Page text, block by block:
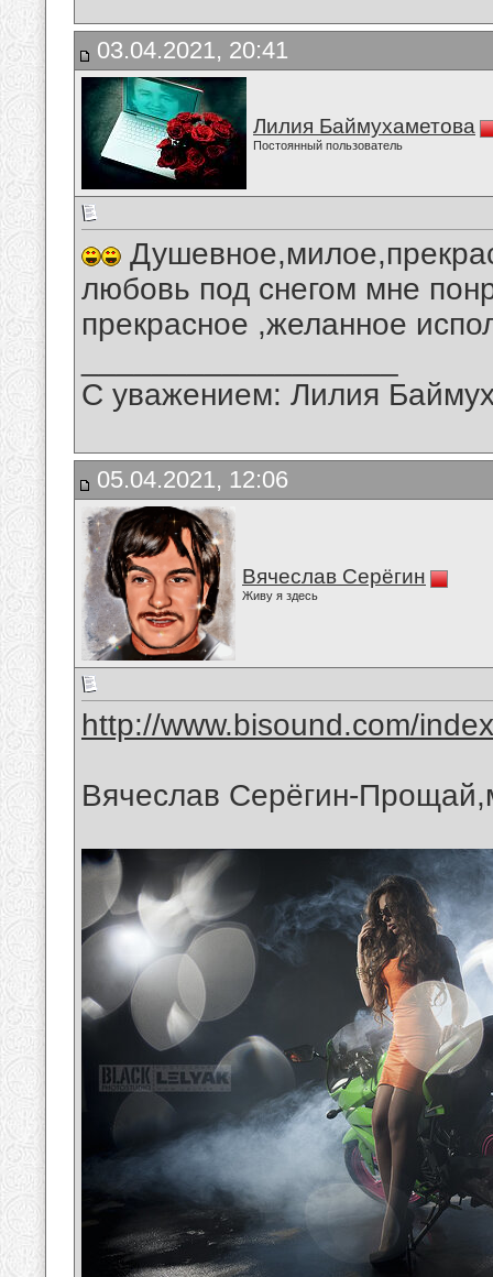
03.04.2021, 20:41
Лилия Баймухаметова
Постоянный пользователь
любовь под снегом мне
прекрасное ,желанное
С уважением: Лилия
05.04.2021, 12:06
Вячеслав Серёгин
Живу я здесь
http://www.bisound.com/
Вячеслав Серёгин-